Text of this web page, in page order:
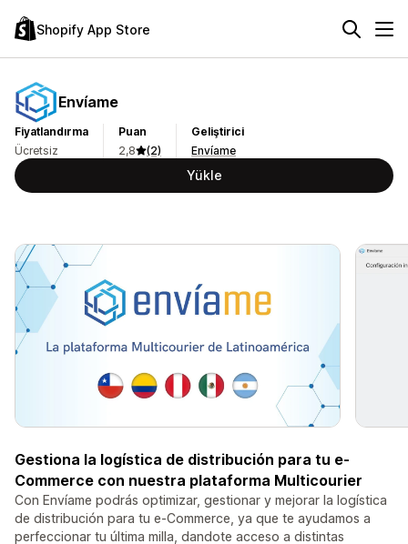
Shopify App Store
Envíame
Fiyatlandırma
Ücretsiz
Puan
2,8
(2)
Geliştirici
Envíame
Yükle
Gestiona la logística de distribución para tu e-
Commerce con nuestra plataforma Multicourier
Con Envíame podrás optimizar, gestionar y mejorar la logística
de distribución para tu e-Commerce, ya que te ayudamos a
perfeccionar tu última milla, dandote acceso a distintas